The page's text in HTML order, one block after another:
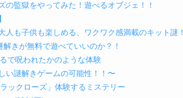
の監獄をやってみた！遊べるオブジェ！！
人も子供も楽しめる、ワクワク感満載のキット謎！
きが無料で遊べていいのか？！
で呪われたかのような体験
い謎解きゲームの可能性！！〜
ックローズ」体験するミステリー